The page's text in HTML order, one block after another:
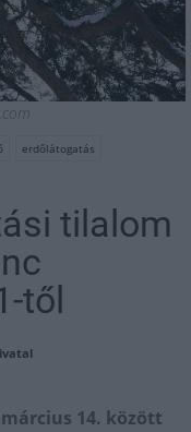
erdőlátogatás
tilalom
től
14. között